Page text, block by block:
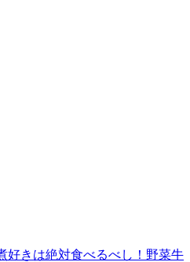
好きは絶対食べるべし！野菜牛